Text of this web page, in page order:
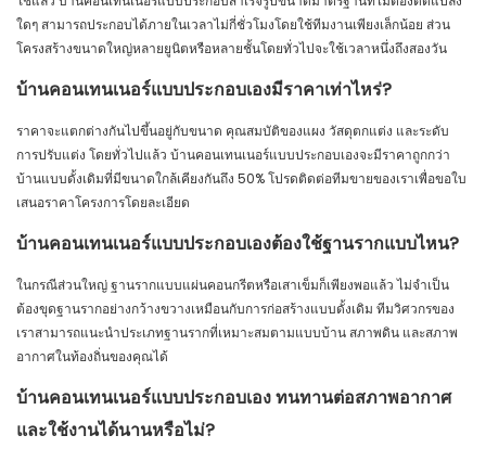
ใดๆ สามารถประกอบได้ภายในเวลาไม่กี่ชั่วโมงโดยใช้ทีมงานเพียงเล็กน้อย ส่วน
โครงสร้างขนาดใหญ่หลายยูนิตหรือหลายชั้นโดยทั่วไปจะใช้เวลาหนึ่งถึงสองวัน
บ้านคอนเทนเนอร์แบบประกอบเองมีราคาเท่าไหร่?
ราคาจะแตกต่างกันไปขึ้นอยู่กับขนาด คุณสมบัติของแผง วัสดุตกแต่ง และระดับ
การปรับแต่ง โดยทั่วไปแล้ว บ้านคอนเทนเนอร์แบบประกอบเองจะมีราคาถูกกว่า
บ้านแบบดั้งเดิมที่มีขนาดใกล้เคียงกันถึง 50% โปรดติดต่อทีมขายของเราเพื่อขอใบ
เสนอราคาโครงการโดยละเอียด
บ้านคอนเทนเนอร์แบบประกอบเองต้องใช้ฐานรากแบบไหน?
ในกรณีส่วนใหญ่ ฐานรากแบบแผ่นคอนกรีตหรือเสาเข็มก็เพียงพอแล้ว ไม่จำเป็น
ต้องขุดฐานรากอย่างกว้างขวางเหมือนกับการก่อสร้างแบบดั้งเดิม ทีมวิศวกรของ
เราสามารถแนะนำประเภทฐานรากที่เหมาะสมตามแบบบ้าน สภาพดิน และสภาพ
อากาศในท้องถิ่นของคุณได้
บ้านคอนเทนเนอร์แบบประกอบเอง ทนทานต่อสภาพอากาศ
และใช้งานได้นานหรือไม่?